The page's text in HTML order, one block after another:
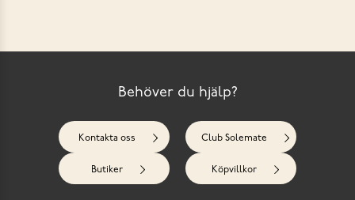
Behöver du hjälp?
Kontakta oss Club Solemate
Butiker Köpvillkor